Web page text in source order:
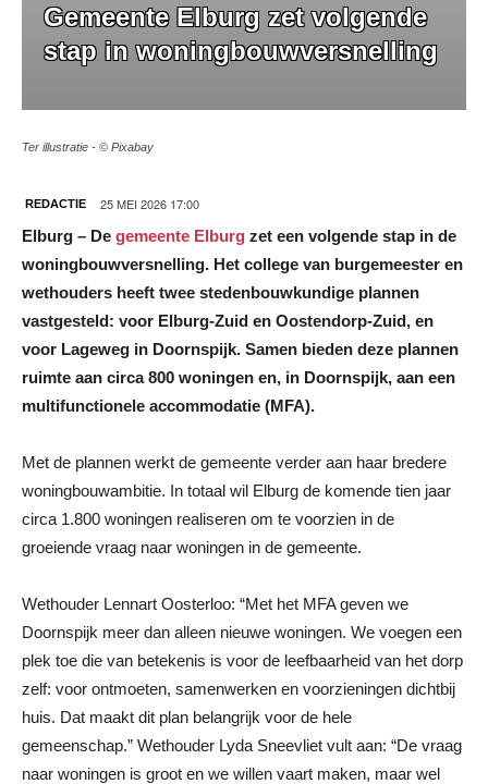
Gemeente Elburg zet volgende
stap in woningbouwversnelling
Ter illustratie - © Pixabay
REDACTIE 25 MEI 2026 17:00
Elburg – De gemeente Elburg zet een volgende stap in de
woningbouwversnelling. Het college van burgemeester en
wethouders heeft twee stedenbouwkundige plannen
vastgesteld: voor Elburg-Zuid en Oostendorp-Zuid, en
voor Lageweg in Doornspijk. Samen bieden deze plannen
ruimte aan circa 800 woningen en, in Doornspijk, aan een
multifunctionele accommodatie (MFA).
Met de plannen werkt de gemeente verder aan haar bredere
woningbouwambitie. In totaal wil Elburg de komende tien jaar
circa 1.800 woningen realiseren om te voorzien in de
groeiende vraag naar woningen in de gemeente.
Wethouder Lennart Oosterloo: “Met het MFA geven we
Doornspijk meer dan alleen nieuwe woningen. We voegen een
plek toe die van betekenis is voor de leefbaarheid van het dorp
zelf: voor ontmoeten, samenwerken en voorzieningen dichtbij
huis. Dat maakt dit plan belangrijk voor de hele
gemeenschap.” Wethouder Lyda Sneevliet vult aan: “De vraag
naar woningen is groot en we willen vaart maken, maar wel